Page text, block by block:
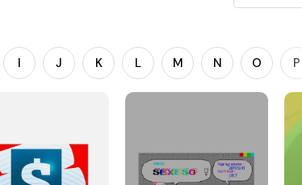
I J K L M N O P